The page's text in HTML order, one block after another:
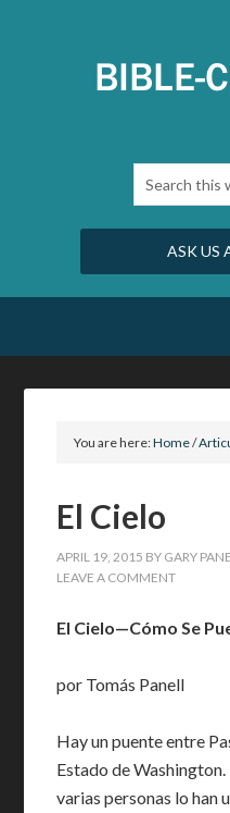
ASK US
You are here:Home/
El Cielo
APRIL 19, 2015 BY GARY
LEAVE A COMMENT
El Cielo—Cómo Se
por Tomás Panell
Hay un puente entre
Estado de
varias personas lo han